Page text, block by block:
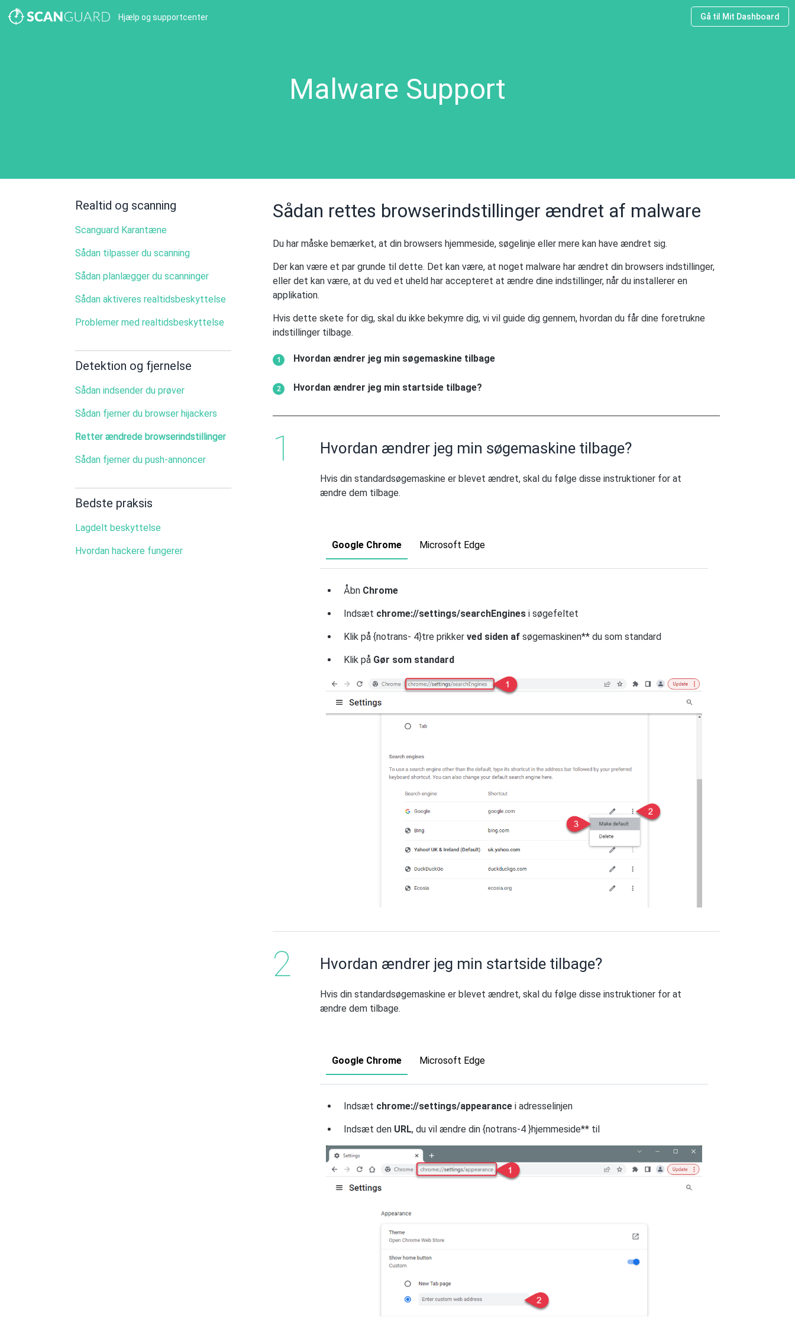
Hjælp og supportcenter Gå til Mit Dashboard
Malware Support
Realtid og scanning
Scanguard Karantæne
Sådan tilpasser du scanning
Sådan planlægger du scanninger
Sådan aktiveres realtidsbeskyttelse
Problemer med realtidsbeskyttelse
Detektion og fjernelse
Sådan indsender du prøver
Sådan fjerner du browser hijackers
Retter ændrede browserindstillinger
Sådan fjerner du push-annoncer
Bedste praksis
Lagdelt beskyttelse
Hvordan hackere fungerer
Sådan rettes browserindstillinger ændret af malware
Du har måske bemærket, at din browsers hjemmeside, søgelinje eller mere kan have ændret sig.
Der kan være et par grunde til dette. Det kan være, at noget malware har ændret din browsers indstillinger,
eller det kan være, at du ved et uheld har accepteret at ændre dine indstillinger, når du installerer en
applikation.
Hvis dette skete for dig, skal du ikke bekymre dig, vi vil guide dig gennem, hvordan du får dine foretrukne
indstillinger tilbage.
Hvordan ændrer jeg min søgemaskine tilbage
Hvordan ændrer jeg min startside tilbage?
Hvordan ændrer jeg min søgemaskine tilbage?
Hvis din standardsøgemaskine er blevet ændret, skal du følge disse instruktioner for at
ændre dem tilbage.
Google Chrome Microsoft Edge
Åbn Chrome
Indsæt chrome://settings/searchEngines i søgefeltet
Klik på {notrans- 4}tre prikker ved siden afsøgemaskinen** du som standard
Klik på Gør som standard
Hvordan ændrer jeg min startside tilbage?
Hvis din standardsøgemaskine er blevet ændret, skal du følge disse instruktioner for at
ændre dem tilbage.
Google Chrome Microsoft Edge
Indsæt chrome://settings/appearance i adresselinjen
Indsæt den URL, du vil ændre din {notrans-4 }hjemmeside** til